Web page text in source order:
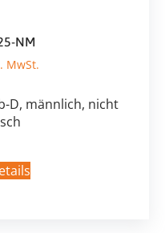
NM
D, männlich, nicht